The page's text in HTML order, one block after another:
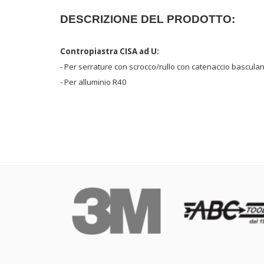
DESCRIZIONE DEL PRODOTTO:
Contropiastra CISA ad U:
- Per serrature con scrocco/rullo con catenaccio
- Per alluminio R40